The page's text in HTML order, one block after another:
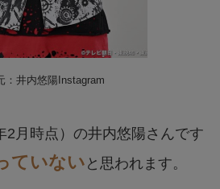
：井内悠陽Instagram
2月時点）の井内悠陽さんです
ていない と思われます。